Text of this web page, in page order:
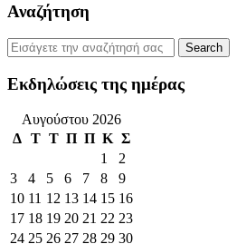
Αναζήτηση
Εκδηλώσεις της ημέρας
Αυγούστου 2026
Δ Τ Τ Π Π Κ Σ
1
2
3
4 5 6 7 8
9
10 11 12 13 14 15 16
17 18 19 20 21 22 23
24 25 26 27 28 29 30